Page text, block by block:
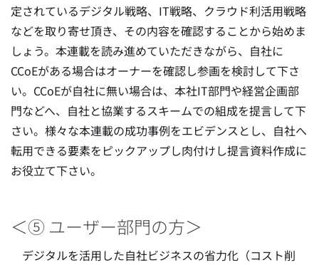
定されているデジタル戦略、IT戦略、クラウド利活用戦略
などを取り寄せ頂き、その内容を確認することから始めま
しょう。本連載を読み進めていただきながら、自社に
CCoEがある場合はオーナーを確認し参画を検討して下さ
い。CCoEが自社に無い場合は、本社IT部門や経営企画部
門などへ、自社と協業するスキームでの組成を提言して下
さい。様々な本連載の成功事例をエビデンスとし、自社へ
転用できる要素をピックアップし肉付けし提言資料作成に
お役立て下さい。
＜⑤ ユーザー部門の方＞
デジタルを活用した自社ビジネスの省力化（コスト削